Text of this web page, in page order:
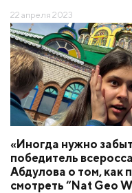
22 апреля 2023
«Иногда нужно
победитель
Абдулова о том, как
смотреть “Nat Geo